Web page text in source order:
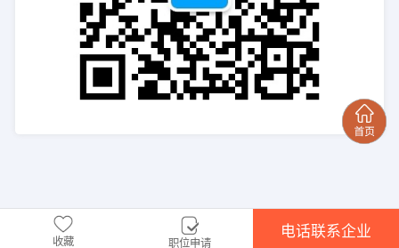
收藏 职位申请
电话联系企业